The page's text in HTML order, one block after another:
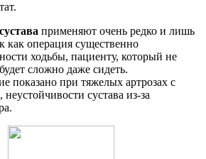
применяют очень редко и лишь
как операция существенно
ходьбы, пациенту, который не
сложно даже сидеть.
показано при тяжелых артрозах с
сустава из-за